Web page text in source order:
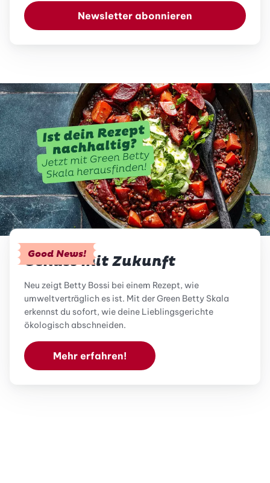
Newsletter abonnieren
Good News!
Genuss mit Zukunft
Neu zeigt Betty Bossi bei einem Rezept, wie
umweltverträglich es ist. Mit der Green Betty Skala
erkennst du sofort, wie deine Lieblingsgerichte
ökologisch abschneiden.
Mehr erfahren!